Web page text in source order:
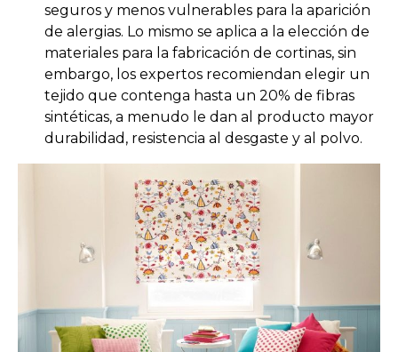
seguros y menos vulnerables para la aparición
de alergias. Lo mismo se aplica a la elección de
materiales para la fabricación de cortinas, sin
embargo, los expertos recomiendan elegir un
tejido que contenga hasta un 20% de fibras
sintéticas, a menudo le dan al producto mayor
durabilidad, resistencia al desgaste y al polvo.